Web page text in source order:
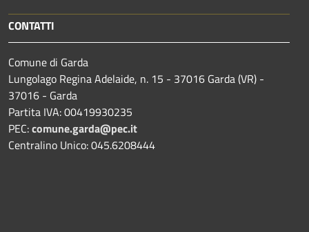
CONTATTI
Comune di Garda
Lungolago Regina Adelaide, n. 15 - 37016 Garda (VR) -
37016 - Garda
Partita IVA: 00419930235
PEC:comune.garda@pec.it
Centralino Unico: 045.6208444